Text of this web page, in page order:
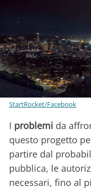
StartRocket/Facebook
I problemi da
questo progetto
partire dal
pubblica, le
necessari, fino al